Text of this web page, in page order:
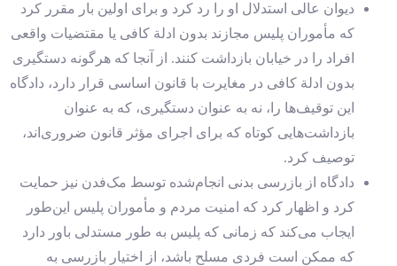
دیوان عالی استدلال او را رد کرد و برای اولین بار مقرر کرد
که مأموران پلیس مجازند بدون ادلة کافی یا مقتضیات واقعی
افراد را در خیابان بازداشت کنند. از آنجا که هرگونه دستگیری
بدون ادلة کافی در مغایرت با قانون اساسی قرار دارد، دادگاه
این توقیف‌ها را، نه به عنوان دستگیری، که به عنوان
بازداشت‌هایی کوتاه‌ که برای اجرای مؤثر قانون ضروری‌اند،‌
توصیف کرد.
دادگاه از بازرسی بدنی انجام‌شده توسط مک‌فدن نیز حمایت
کرد و اظهار کرد که امنیت مردم و مأموران پلیس این‌طور
ایجاب می‌کند که زمانی که پلیس به طور مستدلی باور دارد
که ممکن است فردی مسلح باشد، از اختیار بازرسی به